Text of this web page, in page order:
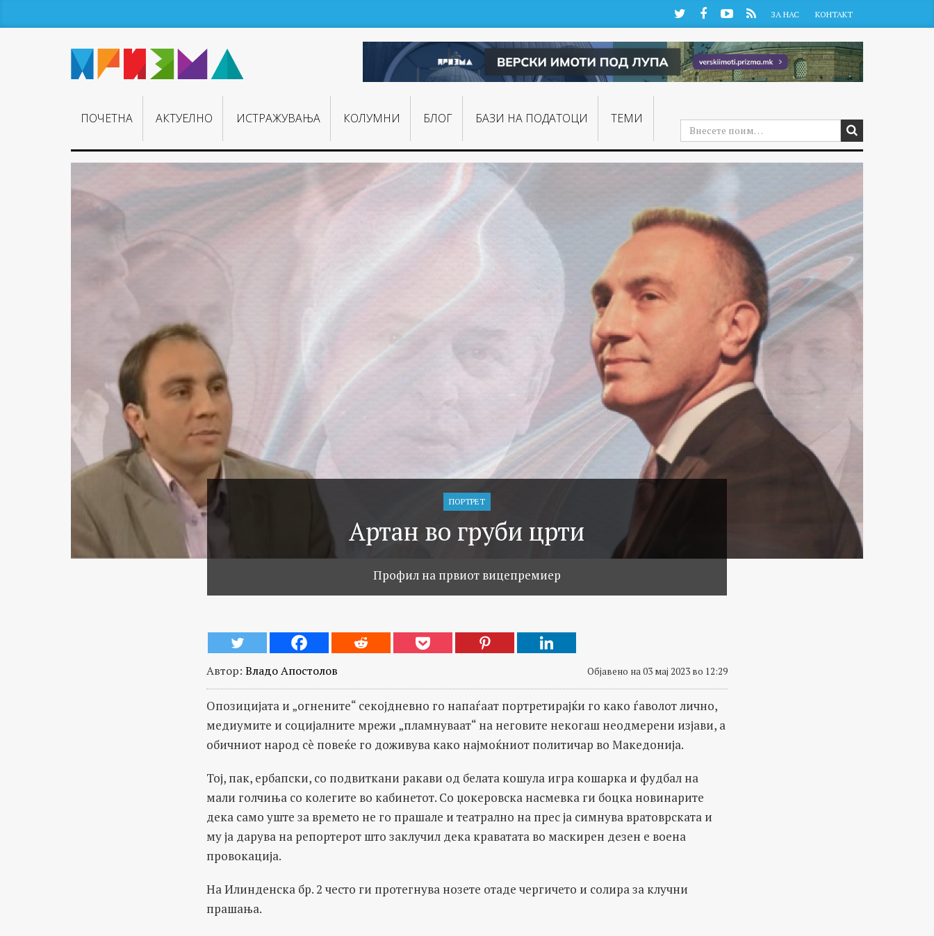
TwitterFacebookYouTube
RSS ЗА НАС КОНТАКТ
ПОЧЕТНА АКТУЕЛНО ИСТРАЖУВАЊA КОЛУМНИ БЛОГ БАЗИ НА ПОДАТОЦИ ТЕМИ
ПОРТРЕТ
Артан во груби црти
Профил на првиот вицепремиер
Автор: Владо Апостолов Објавено на 03 мај 2023 во 12:29
Опозицијата и „огнените“ секојдневно го напаѓаат портретирајќи го како ѓаволот лично,
медиумите и социјалните мрежи „пламнуваат“ на неговите некогаш неодмерени изјави, а
обичниот народ сè повеќе го доживува како најмоќниот политичар во Македонија.
Тој, пак, ербапски, со подвиткани ракави од белата кошула игра кошарка и фудбал на
мали голчиња со колегите во кабинетот. Со џокеровска насмевка ги боцка новинарите
дека само уште за времето не го прашале и театрално на прес ја симнува вратоврската и
му ја дарува на репортерот што заклучил дека краватата во маскирен дезен е воена
провокација.
На Илинденска бр. 2 често ги протегнува нозете отаде чергичето и солира за клучни
прашања.